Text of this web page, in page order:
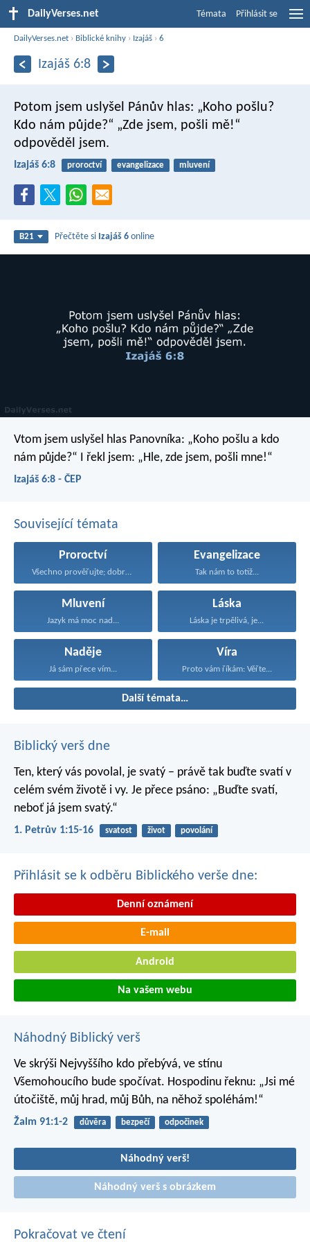
DailyVerses.net Témata Přihlásit se
DailyVerses.net › Biblické knihy › Izajáš ›6
Izajáš 6:8
Potom jsem uslyšel Pánův hlas: „Koho pošlu?
Kdo nám půjde?“ „Zde jsem, pošli mě!“
odpověděl jsem.
Izajáš 6:8 proroctví evangelizace mluvení
B21 Přečtěte si Izajáš 6 online
Vtom jsem uslyšel hlas Panovníka: „Koho pošlu a kdo
nám půjde?“ I řekl jsem: „Hle, zde jsem, pošli mne!“
Izajáš 6:8 - ČEP
Související témata
Proroctví
Všechno prověřujte; dobrého se...
Evangelizace
Tak nám to totiž...
Mluvení
Jazyk má moc nad...
Láska
Láska je trpělivá, je...
Naděje
Já sám přece vím...
Víra
Proto vám říkám: Věřte...
Další témata…
Biblický verš dne
Ten, který vás povolal, je svatý – právě tak buďte svatí v
celém svém životě i vy. Je přece psáno: „Buďte svatí,
neboť já jsem svatý.“
1. Petrův 1:15-16 svatost život povolání
Přihlásit se k odběru Biblického verše dne:
Denní oznámení
E-mail
Android
Na vašem webu
Náhodný Biblický verš
Ve skrýši Nejvyššího kdo přebývá, ve stínu
Všemohoucího bude spočívat. Hospodinu řeknu: „Jsi mé
útočiště, můj hrad, můj Bůh, na něhož spoléhám!“
Žalm 91:1-2 důvěra bezpečí odpočinek
Náhodný verš!
Náhodný verš s obrázkem
Pokračovat ve čtení